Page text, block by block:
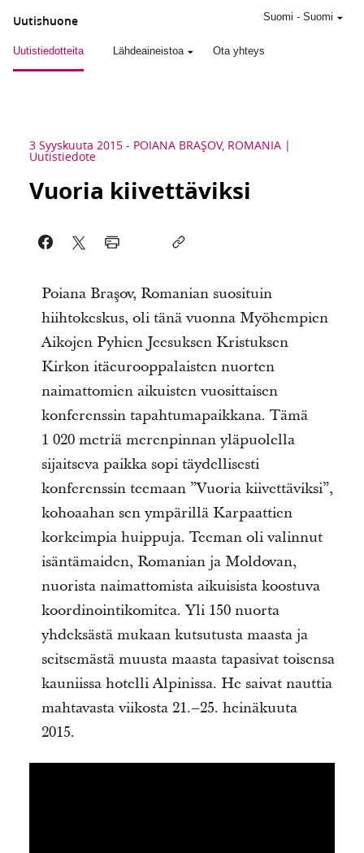
Uutishuone
Uutistiedotteita Lähdeaineistoa Ota yhteys
Suomi - Suomi
3 Syyskuuta 2015 - POIANA BRAŞOV, ROMANIA
Uutistiedote
Vuoria kiivettäviksi
Poiana Braşov, Romanian suosituin
hiihtokeskus, oli tänä vuonna Myöhempien
Aikojen Pyhien Jeesuksen Kristuksen
Kirkon itäeurooppalaisten nuorten
naimattomien aikuisten vuosittaisen
konferenssin tapahtumapaikkana. Tämä
1 020 metriä merenpinnan yläpuolella
sijaitseva paikka sopi täydellisesti
konferenssin teemaan ”Vuoria kiivettäviksi”,
kohoaahan sen ympärillä Karpaattien
korkeimpia huippuja. Teeman oli valinnut
isäntämaiden, Romanian ja Moldovan,
nuorista naimattomista aikuisista koostuva
koordinointikomitea. Yli 150 nuorta
yhdeksästä mukaan kutsutusta maasta ja
seitsemästä muusta maasta tapasivat toisensa
kauniissa hotelli Alpinissa. He saivat nauttia
mahtavasta viikosta 21.–25. heinäkuuta
2015.